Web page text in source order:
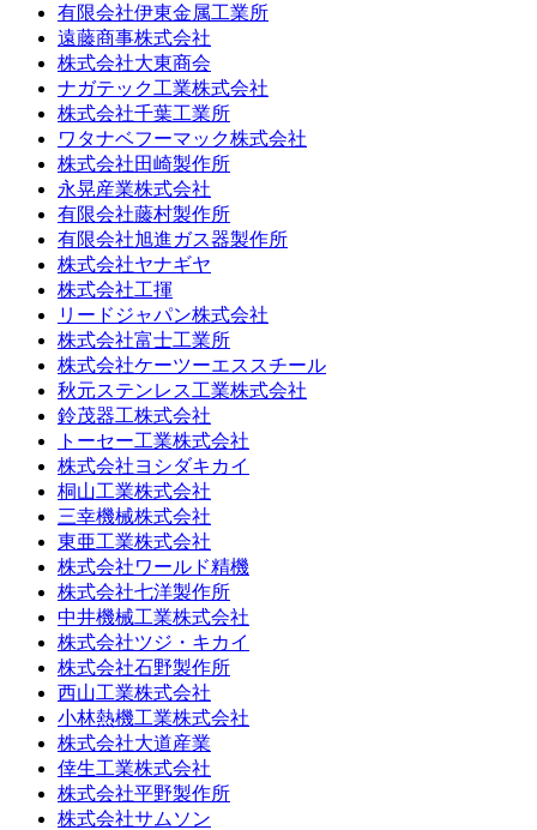
有限会社伊東金属工業所
遠藤商事株式会社
株式会社大東商会
ナガテック工業株式会社
株式会社千葉工業所
ワタナベフーマック株式会社
株式会社田崎製作所
永晃産業株式会社
有限会社藤村製作所
有限会社旭進ガス器製作所
株式会社ヤナギヤ
株式会社工揮
リードジャパン株式会社
株式会社富士工業所
株式会社ケーツーエススチール
秋元ステンレス工業株式会社
鈴茂器工株式会社
トーセー工業株式会社
株式会社ヨシダキカイ
桐山工業株式会社
三幸機械株式会社
東亜工業株式会社
株式会社ワールド精機
株式会社七洋製作所
中井機械工業株式会社
株式会社ツジ・キカイ
株式会社石野製作所
西山工業株式会社
小林熱機工業株式会社
株式会社大道産業
倖生工業株式会社
株式会社平野製作所
株式会社サムソン